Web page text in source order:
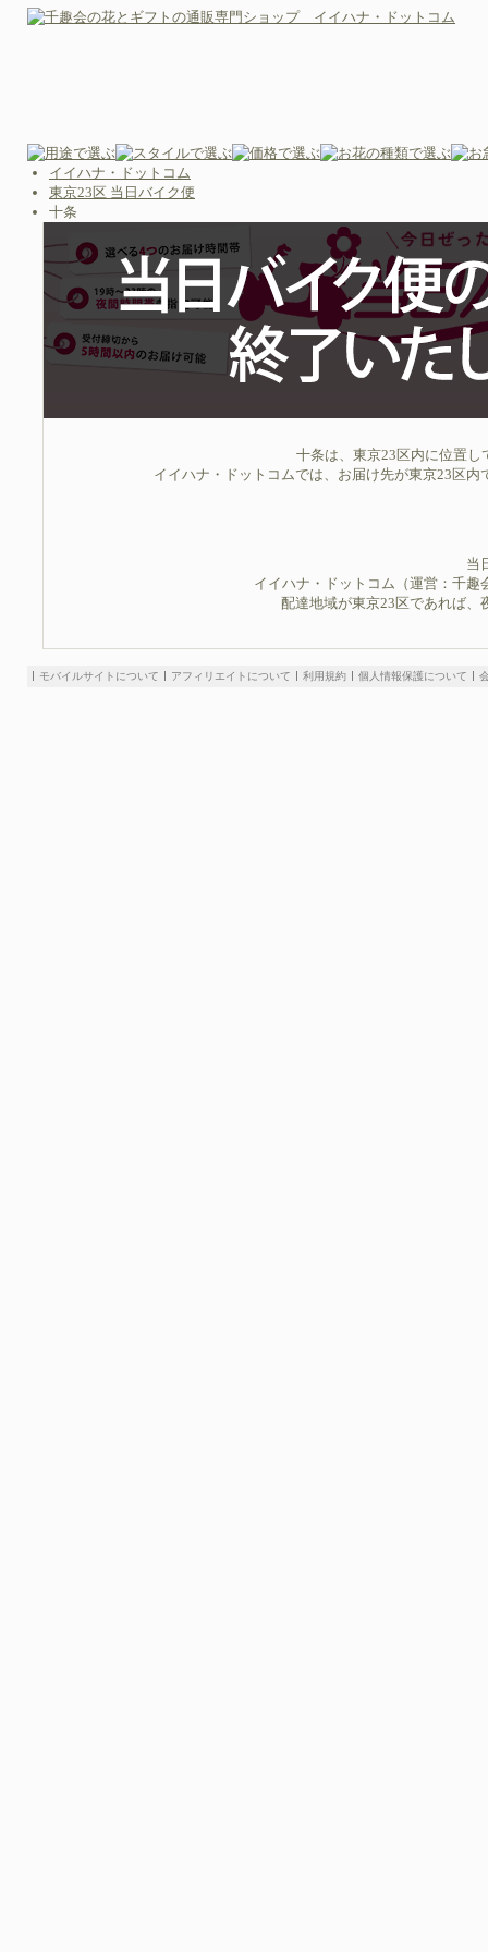
イイハナ・ドットコム
東京23区 当日バイク便
十条
十条は、東京23区内に位置
イイハナ・ドットコムでは、お届け先が東京23区
当
イイハナ・ドットコム（運営：千
配達地域が東京23区であれば
モバイルサイトについて アフィリエイトについて 利用規約 個人情報保護について